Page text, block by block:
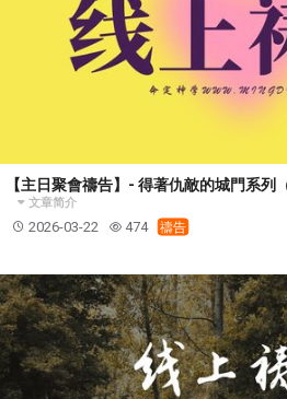
【主日聚會禱告】- 得著仇敵的城門系列
文章简介
2026-03-22 474 禱告